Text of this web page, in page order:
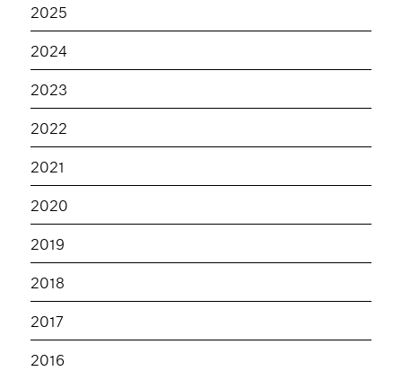
2025
2024
2023
2022
2021
2020
2019
2018
2017
2016